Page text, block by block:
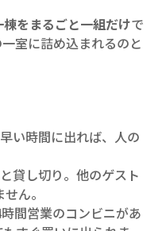
棟をまるごと一組だけで
室に詰め込まれるのと
い時間に出れば、人の
貸し切り。他のゲスト
ん。
間営業のコンビニがあ